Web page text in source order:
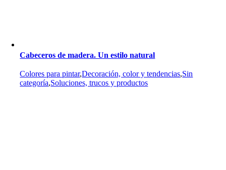
Cabeceros de madera. Un estilo natural
Colores para pintar,Decoración, color y tendencias,Sin
categoría,Soluciones, trucos y productos